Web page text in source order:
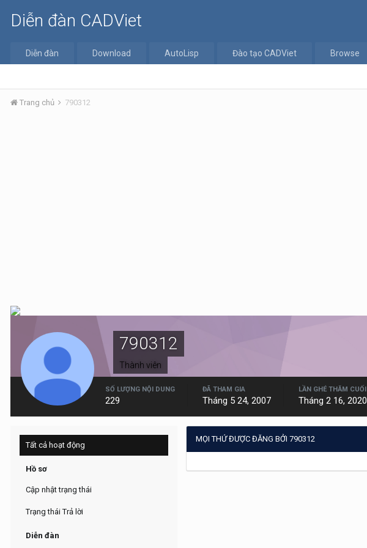
Diễn đàn CADViet
Diễn đàn Download AutoLisp Đào tạo CADViet Browse
Trang chủ 790312
790312
Thành viên
SỐ LƯỢNG NỘI DUNG
229
ĐÃ THAM GIA
Tháng 5 24, 2007
LẦN GHÉ THĂM CUỐI
Tháng 2 16, 2020
Tất cả hoạt động
Hồ sơ
Cập nhật trạng thái
Trạng thái Trả lời
Diễn đàn
MỌI THỨ ĐƯỢC ĐĂNG BỞI 790312